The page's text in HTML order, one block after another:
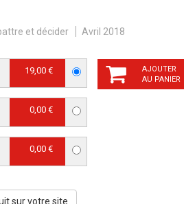
et décider Avril 2018
19,00 €
0,00 €
0,00 €
AJOUTER
AU PANIER
sur votre site